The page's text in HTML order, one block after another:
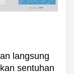
langsung
sentuhan